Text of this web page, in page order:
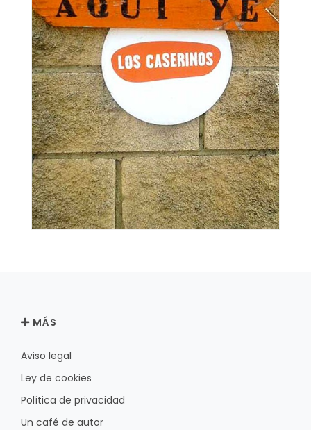
MÁS
Aviso legal
Ley de cookies
Política de privacidad
Un café de autor